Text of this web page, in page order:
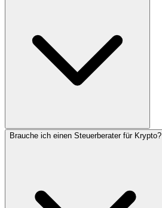
Brauche ich einen Steuerberater für Krypto?